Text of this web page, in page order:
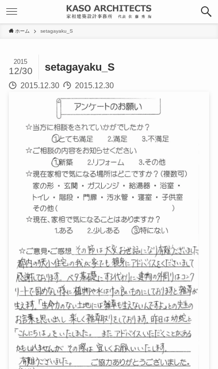
ホーム setagayaku_S
setagayaku_S
2015
12/30
2015.12.30 2015.12.30